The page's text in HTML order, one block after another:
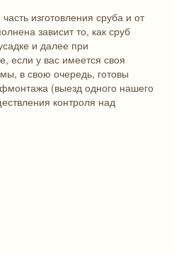
изготовления сруба и от
зависит то, как сруб
и далее при
если у вас имеется своя
в свою очередь, готовы
(выезд одного нашего
контроля над